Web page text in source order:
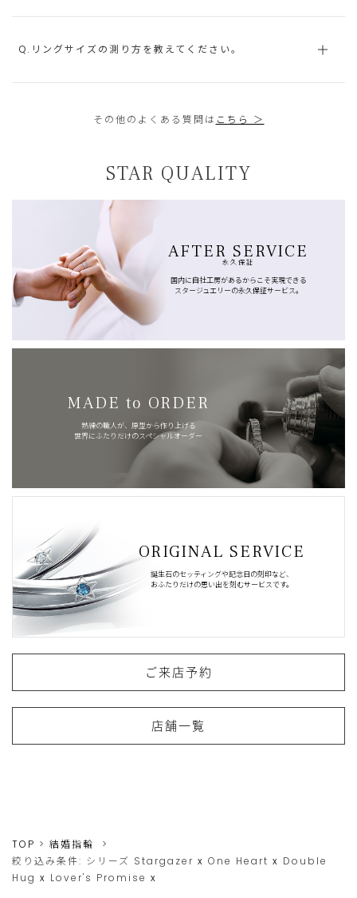
Q.リングサイズの測り方を教えてください。
その他のよくある質問は こちら ＞
STAR QUALITY
AFTER SERVICE
永久保証
国内に自社工房があるからこそ実現できる
スタージュエリーの永久保証サービス。
MADE to ORDER
熟練の職人が、原型から作り上げる
世界にふたりだけのスペシャルオーダー
ORIGINAL SERVICE
誕生石のセッティングや記念日の刻印など、
おふたりだけの思い出を刻むサービスです。
ご来店予約
店舗一覧
TOP
結婚指輪
絞り込み条件: シリーズ Stargazer x One Heart x Double
Hug x Lover's Promise x